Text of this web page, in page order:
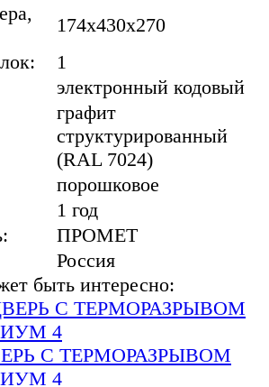
174x430x270
1
электронный кодовый
графит
структурированный
(RAL 7024)
порошковое
1 год
ПРОМЕТ
Россия
быть интересно:
С ТЕРМОРАЗРЫВОМ
4